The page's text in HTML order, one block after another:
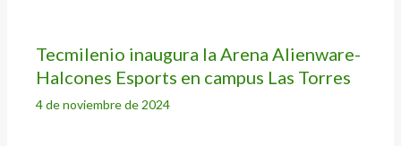
Tecmilenio inaugura la Arena Alienware-
Halcones Esports en campus Las Torres
4 de noviembre de 2024